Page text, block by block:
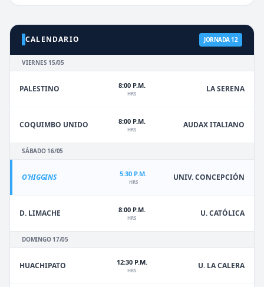
CALENDARIO JORNADA 12
VIERNES 15/05
PALESTINO 8:00 P.M.
HRS LA SERENA
COQUIMBO UNIDO 8:00 P.M.
HRS AUDAX ITALIANO
SÁBADO 16/05
O'HIGGINS 5:30 P.M.
HRS UNIV. CONCEPCIÓN
D. LIMACHE 8:00 P.M.
HRS U. CATÓLICA
DOMINGO 17/05
HUACHIPATO 12:30 P.M.
HRS U. LA CALERA